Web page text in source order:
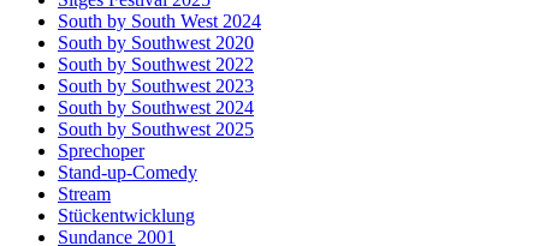
South by South West 2024
South by Southwest 2020
South by Southwest 2022
South by Southwest 2023
South by Southwest 2024
South by Southwest 2025
Sprechoper
Stand-up-Comedy
Stream
Stückentwicklung
Sundance 2001